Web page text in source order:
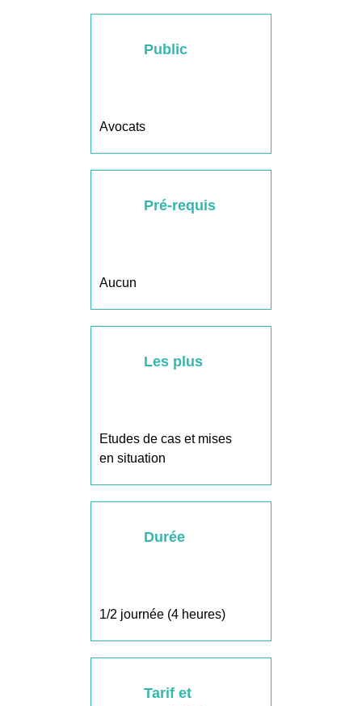
Public
Avocats
Pré-requis
Aucun
Les plus
Etudes de cas et mises
en situation
Durée
1/2 journée (4 heures)
Tarif et